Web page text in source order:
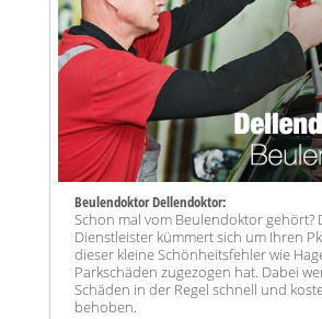
Beulendoktor Dellendoktor:
Schon mal vom Beulendoktor gehört?
Dienstleister kümmert sich um Ihren
dieser kleine Schönheitsfehler wie
Parkschäden zugezogen hat. Dabei
Schäden in der Regel schnell und
behoben.